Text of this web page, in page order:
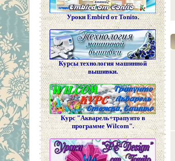
Уроки Embird от Tonito.
Курсы технология машинной
вышивки.
Курс "Акварель+трапунто в
программе Wilcom".